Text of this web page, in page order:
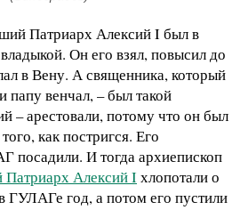
Патриарх Алексий I был в
Он его взял, повысил до
в Вену. А священника, который
папу венчал, – был такой
– арестовали, потому что он был
как постригся. Его
посадили. И тогда архиепископ
Патриарх Алексий Iхлопотали о
ГУЛАГе год, а потом его пустили